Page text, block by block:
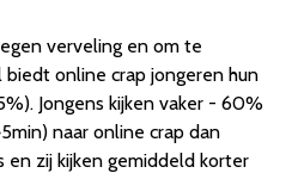
verveling en om te
online crap jongeren hun
Jongens kijken vaker - 60%
naar online crap dan
en zij kijken gemiddeld korter